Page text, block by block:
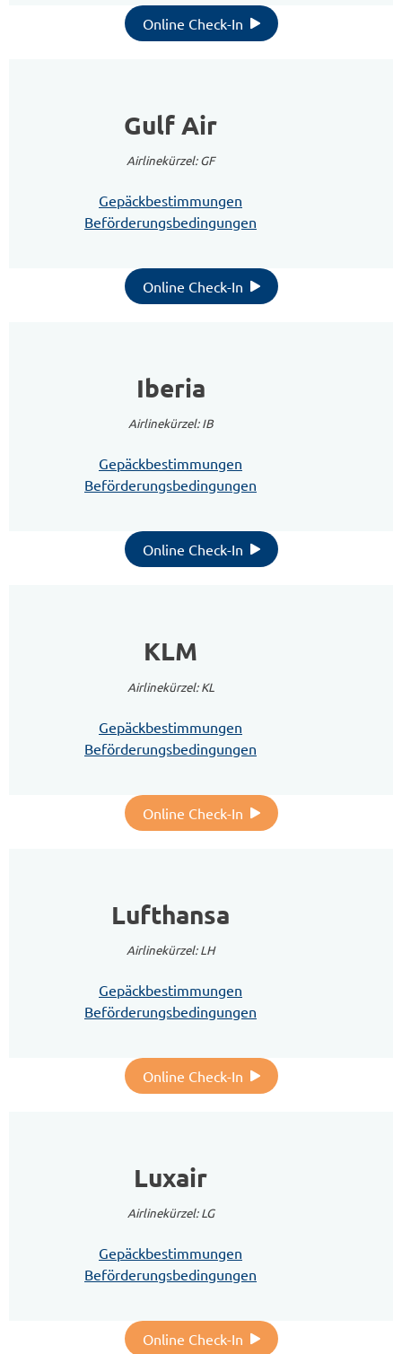
Online Check-In
Gulf Air
Airlinekürzel: GF
Gepäckbestimmungen
Beförderungsbedingungen
Online Check-In
Iberia
Airlinekürzel: IB
Gepäckbestimmungen
Beförderungsbedingungen
Online Check-In
KLM
Airlinekürzel: KL
Gepäckbestimmungen
Beförderungsbedingungen
Online Check-In
Lufthansa
Airlinekürzel: LH
Gepäckbestimmungen
Beförderungsbedingungen
Online Check-In
Luxair
Airlinekürzel: LG
Gepäckbestimmungen
Beförderungsbedingungen
Online Check-In